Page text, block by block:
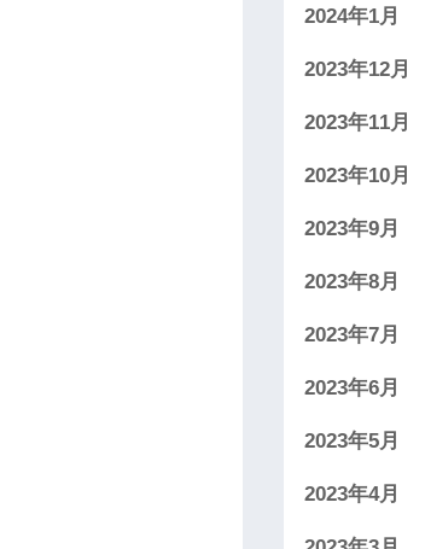
2024年1月
2023年12月
2023年11月
2023年10月
2023年9月
2023年8月
2023年7月
2023年6月
2023年5月
2023年4月